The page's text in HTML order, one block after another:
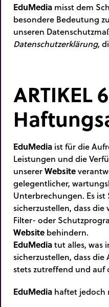
EduMedia misst dem
besondere Bedeutung
unseren
Datenschutzerklärung,
ARTIKEL
EduMedia ist für die
Leistungen und die
unsererWebsite
gelegentlicher,
Unterbrechungen. Es ist
sicherzustellen, dass
Filter- oder
Website behindern.
EduMediatut alles, was
sicherzustellen, dass
stets zutreffend und auf
EduMedia haftet jedoch